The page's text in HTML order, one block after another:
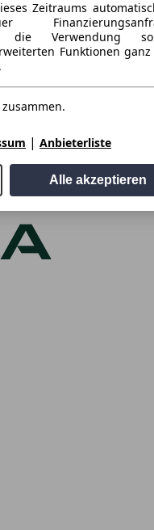
Zeitraums
die Verwendung
Funktionen
| Anbieterliste
Alle akzeptieren